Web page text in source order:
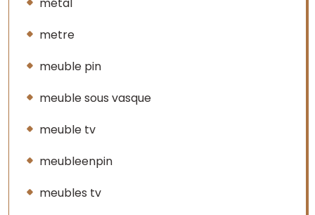
metre
meuble pin
meuble sous vasque
meuble tv
meubleenpin
meubles tv